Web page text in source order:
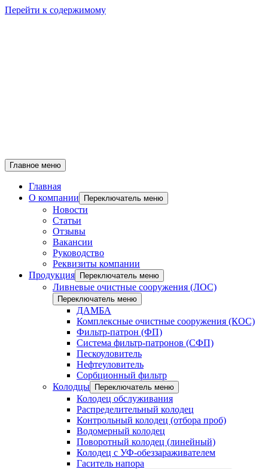
Перейти к содержимому
Главное меню
Главная
О компании
Переключатель меню
Новости
Статьи
Отзывы
Вакансии
Руководство
Реквизиты компании
Продукция
Переключатель меню
Ливневые очистные сооружения (ЛОС)
Переключатель меню
ДАМБА
Комплексные очистные сооружения (КОС)
Фильтр-патрон (ФП)
Система фильтр-патронов (СФП)
Пескоуловитель
Нефтеуловитель
Сорбционный фильтр
Колодцы
Переключатель меню
Колодец обслуживания
Распределительный колодец
Контрольный колодец (отбора проб)
Водомерный колодец
Поворотный колодец (линейный)
Колодец с УФ-обеззараживателем
Гаситель напора